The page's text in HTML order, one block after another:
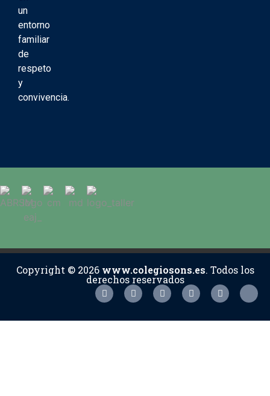
un
entorno
familiar
de
respeto
y
convivencia.
Copyright © 2026 www.colegiosons.es. Todos los
derechos reservados